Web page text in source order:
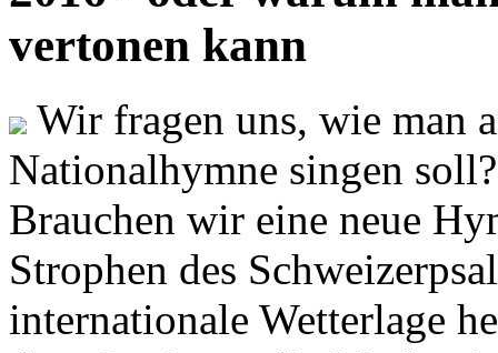
vertonen kann
Wir fragen uns, wie man
Nationalhymne singen
Brauchen wir eine neue
Strophen des
internationale Wetterlage